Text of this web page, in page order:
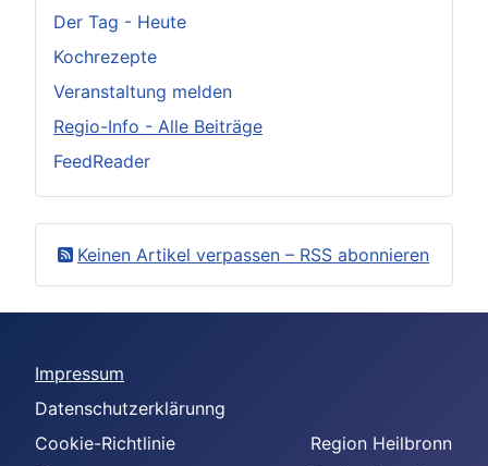
Der Tag - Heute
Kochrezepte
Veranstaltung melden
Regio-Info - Alle Beiträge
FeedReader
Keinen Artikel verpassen – RSS abonnieren
Impressum
Datenschutzerklärunng
Cookie-Richtlinie
Region Heilbronn